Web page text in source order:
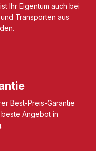
Ihr Eigentum auch bei
Transporten aus
Best-Preis-Garantie
Angebot in